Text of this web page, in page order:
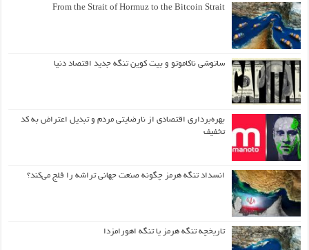
From the Strait of Hormuz to the Bitcoin Strait
ساتوشی ناکاموتو و بیت کوین تنگه جدید اقتصاد دنیا
بهره‌برداری اقتصادی از نارضایتی مردم و تبدیل اعتراض به کد
تخفیف
انسداد تنگه هرمز چگونه صنعت جهانی تراشه را فلج می‌کند؟
تاریخچه تنگه هرمز یا تنگه اهورامزدا